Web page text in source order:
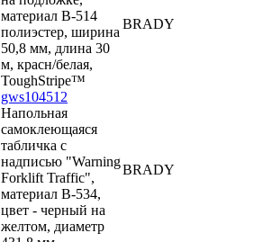
материал В-514
полиэстер, ширина
50,8 мм, длина 30
м, красн/белая,
ToughStripe™
BRADY
gws104512
Напольная
самоклеющаяся
табличка с
надписью "Warning
Forklift Traffic",
материал В-534,
цвет - черный на
желтом, диаметр
BRADY